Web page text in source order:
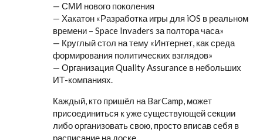
— СМИ нового поколения
— Хакатон «Разработка игры для iOS в реальном
времени – Space Invaders за полтора часа»
— Круглый стол на тему «Интернет, как среда
формирования политических взглядов»
— Организация Quality Assurance в небольших
ИТ-компаниях.
Каждый, кто пришёл на BarCamp, может
присоединиться к уже существующей секции
либо организовать свою, просто вписав себя в
расписание на доске.